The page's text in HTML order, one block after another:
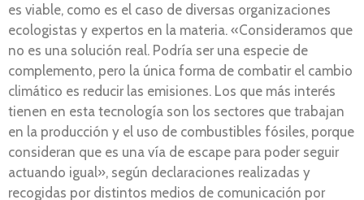
es viable, como es el caso de diversas organizaciones
ecologistas y expertos en la materia. «Consideramos que
no es una solución real. Podría ser una especie de
complemento, pero la única forma de combatir el cambio
climático es reducir las emisiones. Los que más interés
tienen en esta tecnología son los sectores que trabajan
en la producción y el uso de combustibles fósiles, porque
consideran que es una vía de escape para poder seguir
actuando igual», según declaraciones realizadas y
recogidas por distintos medios de comunicación por